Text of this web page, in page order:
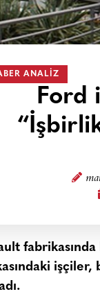
ANALIZ
Ford
işçiler,